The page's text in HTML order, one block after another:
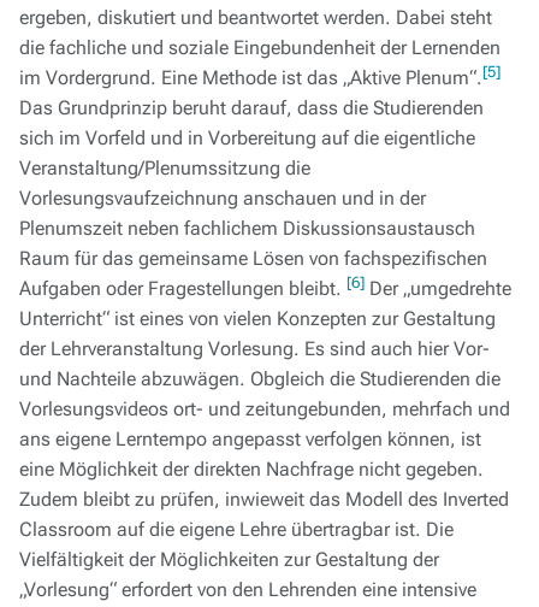
ergeben, diskutiert und beantwortet werden. Dabei steht
die fachliche und soziale Eingebundenheit der Lernenden
im Vordergrund. Eine Methode ist das „Aktive Plenum“.[5]
Das Grundprinzip beruht darauf, dass die Studierenden
sich im Vorfeld und in Vorbereitung auf die eigentliche
Veranstaltung/Plenumssitzung die
Vorlesungsvaufzeichnung anschauen und in der
Plenumszeit neben fachlichem Diskussionsaustausch
Raum für das gemeinsame Lösen von fachspezifischen
Aufgaben oder Fragestellungen bleibt. [6] Der „umgedrehte
Unterricht“ ist eines von vielen Konzepten zur Gestaltung
der Lehrveranstaltung Vorlesung. Es sind auch hier Vor-
und Nachteile abzuwägen. Obgleich die Studierenden die
Vorlesungsvideos ort- und zeitungebunden, mehrfach und
ans eigene Lerntempo angepasst verfolgen können, ist
eine Möglichkeit der direkten Nachfrage nicht gegeben.
Zudem bleibt zu prüfen, inwieweit das Modell des Inverted
Classroom auf die eigene Lehre übertragbar ist. Die
Vielfältigkeit der Möglichkeiten zur Gestaltung der
„Vorlesung“ erfordert von den Lehrenden eine intensive